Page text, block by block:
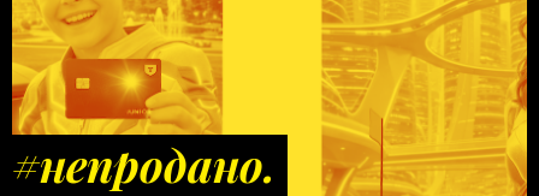
#непродано.